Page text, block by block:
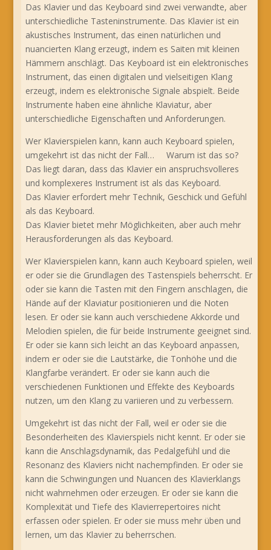
Das Klavier und das Keyboard sind zwei verwandte, aber
unterschiedliche Tasteninstrumente. Das Klavier ist ein
akustisches Instrument, das einen natürlichen und
nuancierten Klang erzeugt, indem es Saiten mit kleinen
Hämmern anschlägt. Das Keyboard ist ein elektronisches
Instrument, das einen digitalen und vielseitigen Klang
erzeugt, indem es elektronische Signale abspielt. Beide
Instrumente haben eine ähnliche Klaviatur, aber
unterschiedliche Eigenschaften und Anforderungen.
Wer Klavierspielen kann, kann auch Keyboard spielen,
umgekehrt ist das nicht der Fall… Warum ist das so?
Das liegt daran, dass das Klavier ein anspruchsvolleres
und komplexeres Instrument ist als das Keyboard.
Das Klavier erfordert mehr Technik, Geschick und Gefühl
als das Keyboard.
Das Klavier bietet mehr Möglichkeiten, aber auch mehr
Herausforderungen als das Keyboard.
Wer Klavierspielen kann, kann auch Keyboard spielen, weil
er oder sie die Grundlagen des Tastenspiels beherrscht. Er
oder sie kann die Tasten mit den Fingern anschlagen, die
Hände auf der Klaviatur positionieren und die Noten
lesen. Er oder sie kann auch verschiedene Akkorde und
Melodien spielen, die für beide Instrumente geeignet sind.
Er oder sie kann sich leicht an das Keyboard anpassen,
indem er oder sie die Lautstärke, die Tonhöhe und die
Klangfarbe verändert. Er oder sie kann auch die
verschiedenen Funktionen und Effekte des Keyboards
nutzen, um den Klang zu variieren und zu verbessern.
Umgekehrt ist das nicht der Fall, weil er oder sie die
Besonderheiten des Klavierspiels nicht kennt. Er oder sie
kann die Anschlagsdynamik, das Pedalgefühl und die
Resonanz des Klaviers nicht nachempfinden. Er oder sie
kann die Schwingungen und Nuancen des Klavierklangs
nicht wahrnehmen oder erzeugen. Er oder sie kann die
Komplexität und Tiefe des Klavierrepertoires nicht
erfassen oder spielen. Er oder sie muss mehr üben und
lernen, um das Klavier zu beherrschen.